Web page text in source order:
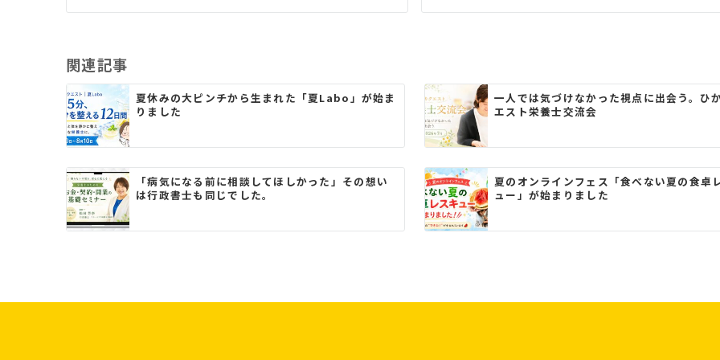
ナ
ゲ
ー
シ
ョ
ン
関連記事
夏休みの大ピンチから生まれた「夏Labo」が始ま
りました
一人では気づけなかった視点に出会う。ひ
エスト栄養士交流会
「病気になる前に相談してほしかった」その想い
は行政書士も同じでした。
夏のオンラインフェス「食べない夏の食卓
ュー」が始まりました